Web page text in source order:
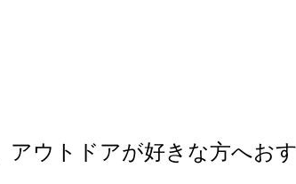
アウトドアが好きな方へお